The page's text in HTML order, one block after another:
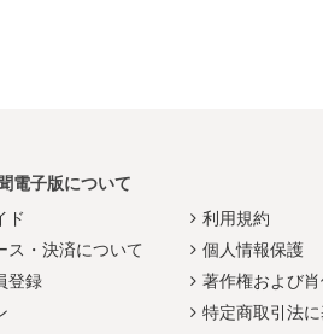
電子版について
ド
ス・決済について
登録
利用規約
個人情報保護
著作権および
特定商取引法